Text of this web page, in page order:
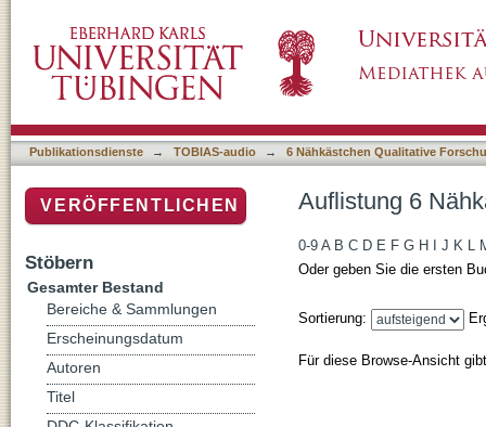
Publikationsdienste → TOBIAS-audio → 6 Nähkästchen Qualitative
Auflistung 6
0-9 A B C D E F G H J K L
Oder geben Sie die ersten
Sortierung:
Für diese Browse-Ansicht
VERÖFFENTLICHEN
Stöbern
Gesamter Bestand
Bereiche & Sammlungen
Erscheinungsdatum
Autoren
Titel